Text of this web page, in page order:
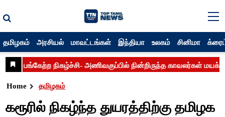
தமிழகம் அரசியல் மாவட்டங்கள் இந்தியா உலகம் சினிமா
Home தமிழகம்
கரூரில் நிகழ்ந்த துயரத்திற்கு தமிழக